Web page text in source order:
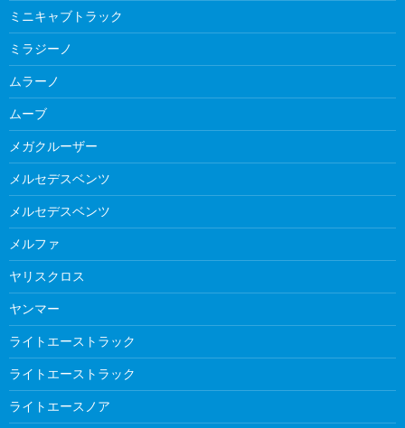
ミニキャブトラック
ミラジーノ
ムラーノ
ムーブ
メガクルーザー
メルセデスベンツ
メルセデスベンツ
メルファ
ヤリスクロス
ヤンマー
ライトエーストラック
ライトエーストラック
ライトエースノア